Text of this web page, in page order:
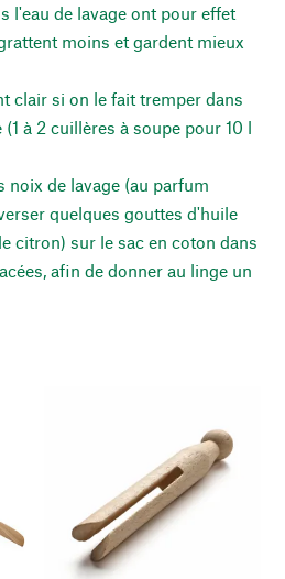
l'eau de lavage ont pour effet
moins et gardent mieux
clair si on le fait tremper dans
à 2 cuillères à soupe pour 10 l
noix de lavage (au parfum
quelques gouttes d'huile
citron) sur le sac en coton dans
afin de donner au linge un